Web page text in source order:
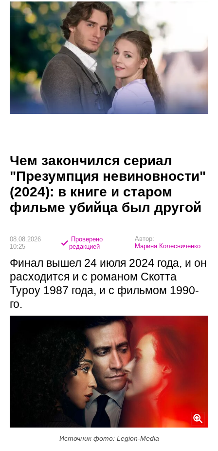
Чем закончился сериал
"Презумпция невиновности"
(2024): в книге и старом
фильме убийца был другой
08.08.2026
10:25
Проверено
редакцией
Автор:
Марина Колесниченко
Финал вышел 24 июля 2024 года, и он
расходится и с романом Скотта
Туроу 1987 года, и с фильмом 1990-
го.
Источник фото: Legion-Media